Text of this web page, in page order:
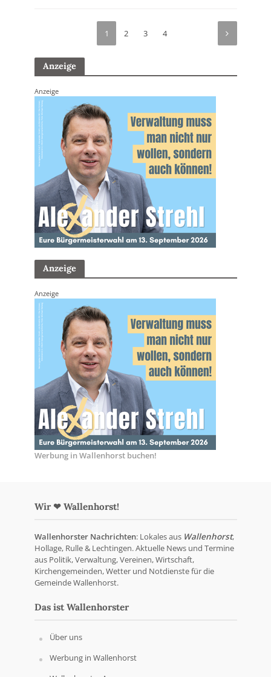
1 2 3 4
Anzeige
Anzeige
Anzeige
Anzeige
Werbung in Wallenhorst buchen!
Wir ❤ Wallenhorst!
Wallenhorster Nachrichten: Lokales aus Wallenhorst,
Hollage, Rulle & Lechtingen. Aktuelle News und Termine
aus Politik, Verwaltung, Vereinen, Wirtschaft,
Kirchengemeinden, Wetter und Notdienste für die
Gemeinde Wallenhorst.
Das ist Wallenhorster
Über uns
Werbung in Wallenhorst